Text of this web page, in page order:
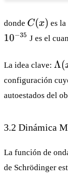
donde C(x)
C(x) es
10−35 J es el
La idea clave: Λ(
configuración
autoestados del
3.2 Dinámica
La función de
de Schrödinger